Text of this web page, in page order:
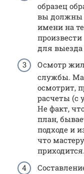
образец
вы должны
имени на
для выезда
Осмотр
службы.
осмотрит,
расчеты (с
Не факт,
план,
подходе и
что
приходится.